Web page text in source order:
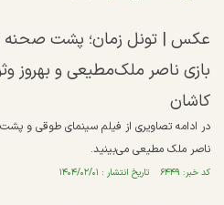
عکس | تونل زمان؛ پشت صحنه
کاشان
در ادامه تصاویری از فیلم سینمای طوقی و
ناصر ملک مطیعی می‌بینید.
کد خبر: ۶۴۴۹ تاریخ انتشار : ۱۴۰۴/۰۲/۰۱